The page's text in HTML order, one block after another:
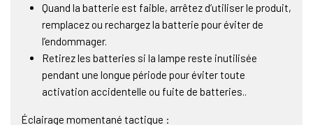
Quand la batterie est faible, arrêtez d’utiliser le produit,
remplacez ou rechargez la batterie pour éviter de
l’endommager.
Retirez les batteries si la lampe reste inutilisée
pendant une longue période pour éviter toute
activation accidentelle ou fuite de batteries..
Éclairage momentané tactique :